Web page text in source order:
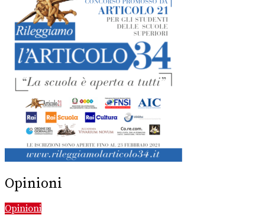
Opinioni
Opinioni